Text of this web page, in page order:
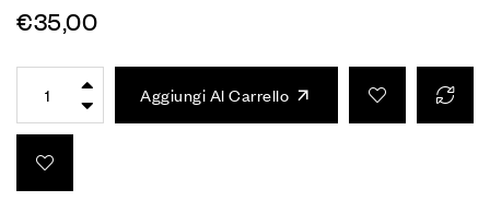
€35,00
Aggiungi Al Carrello